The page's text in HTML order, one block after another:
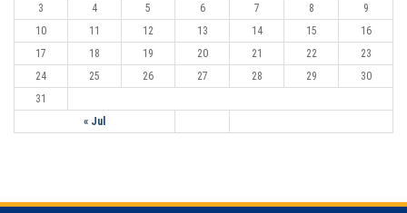
n
« Jul
3
4 5 6 7 8
9
10
11 12 13 14 15
16
17
18 19 20 21 22
23
24
25 26 27 28 29
30
31